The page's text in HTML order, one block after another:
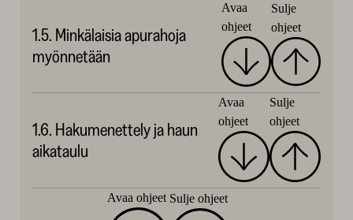
1.5. Minkälaisia apurahoja
myönnetään
Avaa
ohjeet
Sulje
ohjeet
1.6. Hakumenettely ja haun
aikataulu
Avaa
ohjeet
Sulje
ohjeet
Avaa ohjeet Sulje ohjeet